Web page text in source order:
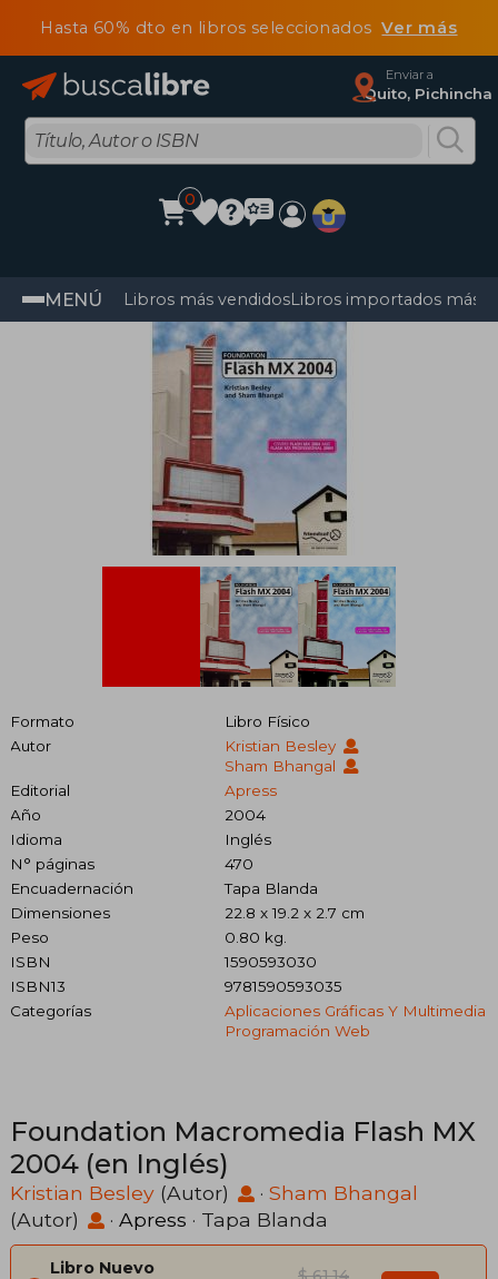
Hasta 60% dto en libros seleccionadosVer más
Enviar a
Quito, Pichincha
0
MENÚ Libros más vendidosLibros importados más
Formato
Libro Físico
Autor
Kristian Besley
Sham Bhangal
Editorial
Apress
Año
2004
Idioma
Inglés
N° páginas
470
Encuadernación
Tapa Blanda
Dimensiones
22.8 x 19.2 x 2.7 cm
Peso
0.80 kg.
ISBN
1590593030
ISBN13
9781590593035
Categorías
Aplicaciones Gráficas Y Multimedia
Programación Web
Foundation Macromedia Flash MX
2004 (en Inglés)
Kristian Besley (Autor) · Sham Bhangal
(Autor)
· Apress · Tapa Blanda
Libro Nuevo